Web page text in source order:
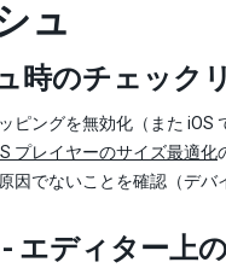
ュ
時のチェック
ピングを無効化（また iOS
プレイヤーのサイズ最適化
因でないことを確認（デ
エディター上